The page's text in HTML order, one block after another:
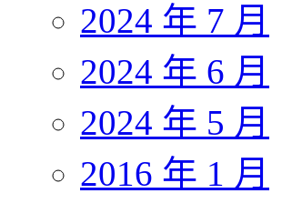
2024 年 7 月
2024 年 6 月
2024 年 5 月
2016 年 1 月